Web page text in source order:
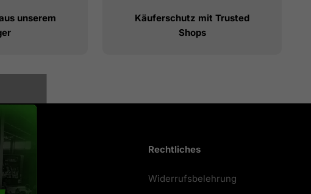
unserem
Käuferschutz mit Trusted
Shops
uns
Rechtliches
Widerrufsbelehrung